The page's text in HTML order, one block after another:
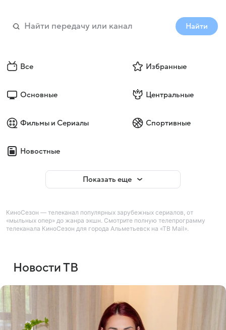
Найти
Все Избранные
Основные Центральные
Фильмы и Сериалы Спортивные
Новостные
Показать еще
КиноСезон — телеканал популярных зарубежных сериалов, от
«мыльных опер» до жанра экшн. Смотрите полную телепрограмму
телеканала КиноСезон для города Альметьевск на «ТВ Mail».
Новости ТВ